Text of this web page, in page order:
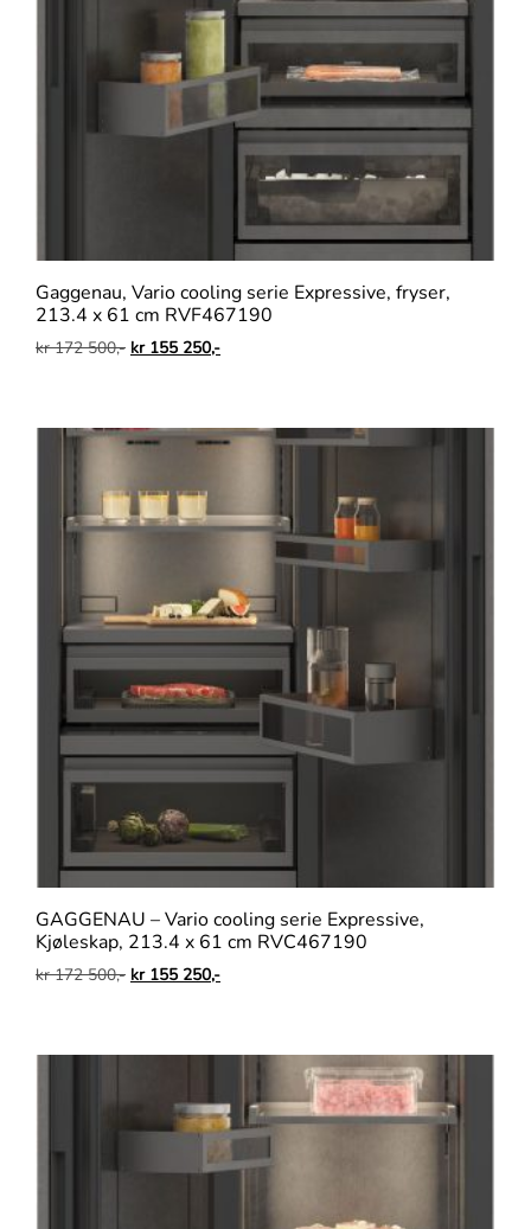
Gaggenau, Vario cooling serie Expressive, fryser,
213.4 x 61 cm RVF467190
kr172 500,- kr155 250,-
GAGGENAU – Vario cooling serie Expressive,
Kjøleskap, 213.4 x 61 cm RVC467190
kr172 500,- kr155 250,-